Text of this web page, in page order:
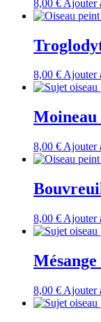
8,00 € Ajouter
8,00 €Ajouter
Moineau
8,00 € Ajouter
8,00 € Ajouter
Mésange
8,00 € Ajouter